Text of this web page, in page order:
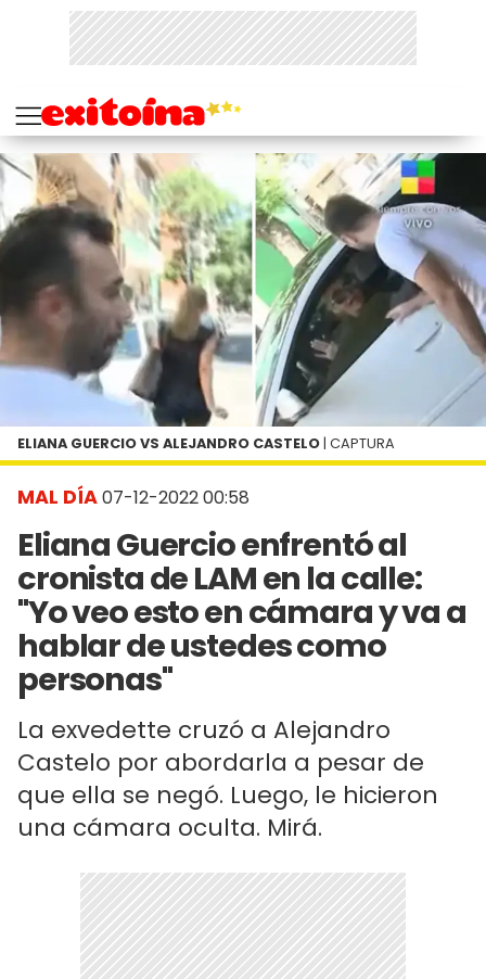
MAL DÍA07-12-2022 00:58
Eliana Guercio enfrentó al
cronista de LAM en la calle:
"Yo veo esto en cámara y va a
hablar de ustedes como
personas"
La exvedette cruzó a Alejandro
Castelo por abordarla a pesar de
que ella se negó. Luego, le hicieron
una cámara oculta. Mirá.
ELIANA GUERCIO VS ALEJANDRO CASTELO | CAPTURA